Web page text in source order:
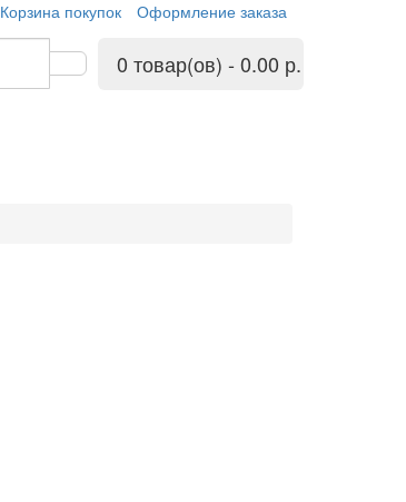
Корзина покупок Оформление заказа
0 товар(ов) - 0.00 р.